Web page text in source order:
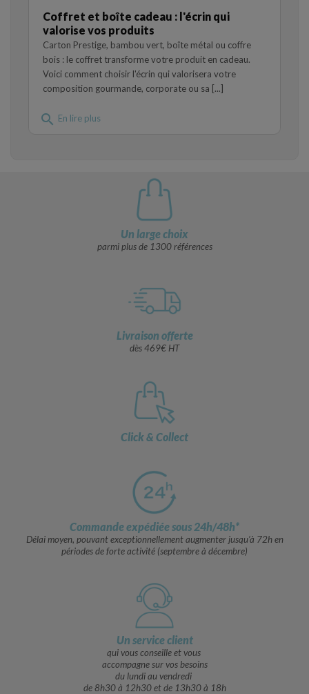
Coffret et boîte cadeau : l'écrin qui
valorise vos produits
Carton Prestige, bambou vert, boîte métal ou coffre
bois : le coffret transforme votre produit en cadeau.
Voici comment choisir l'écrin qui valorisera votre
composition gourmande, corporate ou sa [...]
search En lire plus
Un large choix
parmi plus de 1300 références
Livraison offerte
dès 469€ HT
Click & Collect
Commande expédiée sous 24h/48h*
Délai moyen, pouvant exceptionnellement augmenter jusqu’à 72h en
périodes de forte activité (septembre à décembre)
Un service client
qui vous conseille et vous
accompagne sur vos besoins
du lundi au vendredi
de 8h30 à 12h30 et de 13h30 à 18h